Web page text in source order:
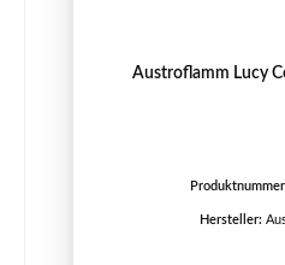
Austroflamm Lucy
Hersteller: